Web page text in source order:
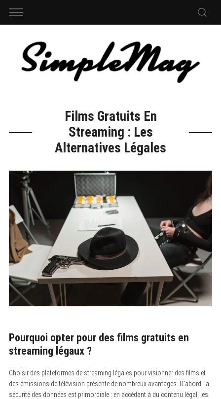
Films Gratuits En
Streaming : Les
Alternatives Légales
Pourquoi opter pour des films gratuits en
streaming légaux ?
Choisir des plateformes de streaming légales pour visionner des films et
des émissions de télévision présente de nombreux avantages. D’abord, la
sécurité des données est primordiale : en accédant à du contenu légal, les